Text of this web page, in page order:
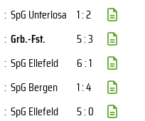
: SpG Unterlosa 1 : 2
: Grb.-Fst.
5 : 3
: SpG Ellefeld
6 : 1
: SpG Bergen
1 : 4
: SpG Ellefeld
5 : 0